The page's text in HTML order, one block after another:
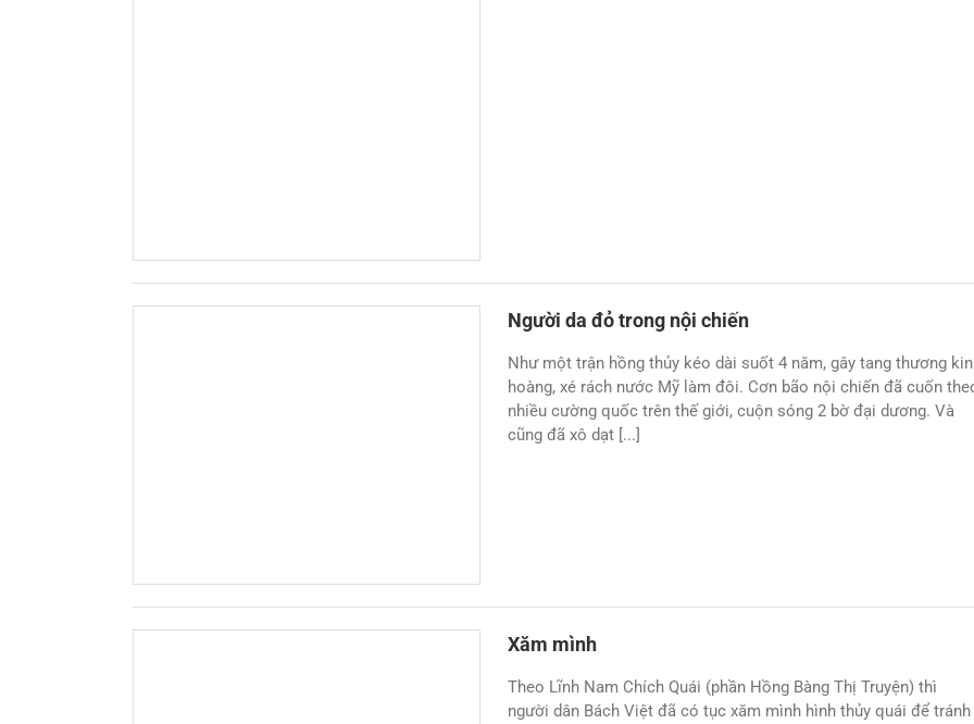
Người da đỏ trong nội chiến
Như một trận hồng thủy kéo dài suốt 4 năm, gây tang thương
hoàng, xé rách nước Mỹ làm đôi. Cơn bão nội chiến đã cuốn
nhiều cường quốc trên thế giới, cuộn sóng 2 bờ đại dương. Và
cũng đã xô dạt [...]
Xăm mình
Theo Lĩnh Nam Chích Quái (phần Hồng Bàng Thị Truyện) thì
người dân Bách Việt đã có tục xăm mình hình thủy quái để tránh